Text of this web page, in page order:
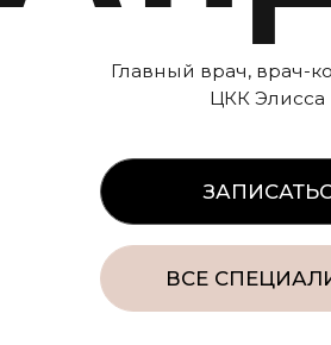
Политика конфиденциальности
Контакты органов исполнительной
власти в сфере охраны здоровья
граждан
Нормативно-правовые документы